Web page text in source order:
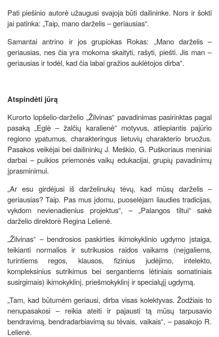
Pati piešinio autorė užaugusi svajoja būti dailininke. Nors ir šokti
jai patinka: „Taip, mano darželis – geriausias“.
Samantai antrino ir jos grupiokas Rokas: „Mano darželis –
geriausias, nes čia yra mokoma skaityti, rašyti, piešti. Jis man –
geriausias ir todėl, kad čia labai gražios auklėtojos dirba“.
Atspindėti jūrą
Kurorto lopšelio-darželio „Žilvinas“ pavadinimas pasirinktas pagal
pasaką „Eglė – žalčių karalienė“ motyvus, atliepiantis pajūrio
regiono ypatumus, charakteringus lietuvių charakterio bruožus.
Pasakos veikėjai bei dailininkų J. Meškio, G. Puškoriaus meniniai
darbai – puikios priemonės vaikų edukacijai, grupių pavadinimų
įprasminimui.
„Ar esu girdėjusi iš darželinukų tėvų, kad mūsų darželis –
geriausias? Taip. Pas mus įdomu, puoselėjam liaudies tradicijas,
vykdom nevienadienius projektus“, – „Palangos tiltui“ sakė
darželio direktorė Regina Lelienė.
„Žilvinas“ – bendrosios paskirties ikimokyklinio ugdymo įstaiga,
teikianti normalios ir sutrikusios raidos vaikams (neįgaliems,
turintiems regos, klausos, fizinius judėjimo, intelekto,
kompleksinius sutrikimus bei sergantiems lėtiniais somatiniais
susirgimais) ikimokyklinį, priešmokyklinį ir specialųjį ugdymą.
„Tam, kad būtumėm geriausi, dirba visas kolektyvas. Žodžiais to
nenupasakosi – reikia ateiti ir pajausti tą mūsų tarpusavio
bendravimą, bendradarbiavimą su tėvais, vaikais“, – pasakojo R.
Lelienė.